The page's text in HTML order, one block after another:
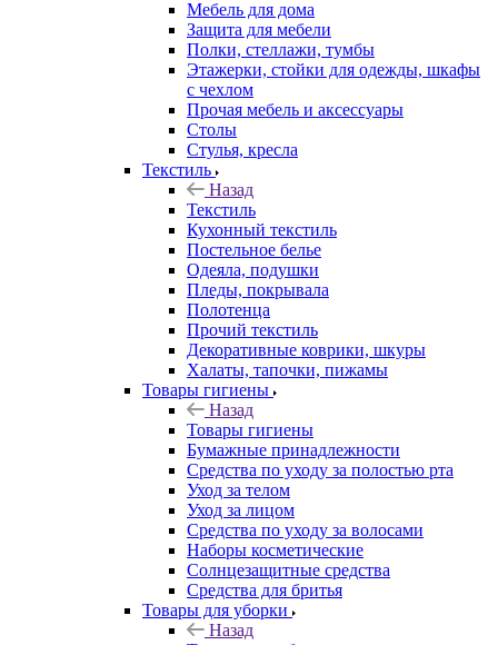
Мебель для дома
Защита для мебели
Полки, стеллажи, тумбы
Этажерки, стойки для одежды, шкафы
с чехлом
Прочая мебель и аксессуары
Столы
Стулья, кресла
Текстиль
Назад
Текстиль
Кухонный текстиль
Постельное белье
Одеяла, подушки
Пледы, покрывала
Полотенца
Прочий текстиль
Декоративные коврики, шкуры
Халаты, тапочки, пижамы
Товары гигиены
Назад
Товары гигиены
Бумажные принадлежности
Средства по уходу за полостью рта
Уход за телом
Уход за лицом
Средства по уходу за волосами
Наборы косметические
Солнцезащитные средства
Средства для бритья
Товары для уборки
Назад